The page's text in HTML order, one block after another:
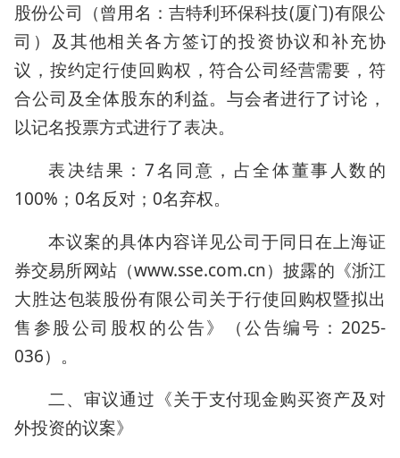
股份公司（曾用名：吉特利环保科技(厦门)有限公
司）及其他相关各方签订的投资协议和补充协
议，按约定行使回购权，符合公司经营需要，符
合公司及全体股东的利益。与会者进行了讨论，
以记名投票方式进行了表决。
表决结果：7名同意，占全体董事人数的
100%；0名反对；0名弃权。
本议案的具体内容详见公司于同日在上海证
券交易所网站（www.sse.com.cn）披露的《浙江
大胜达包装股份有限公司关于行使回购权暨拟出
售参股公司股权的公告》（公告编号：2025-
036）。
二、审议通过《关于支付现金购买资产及对
外投资的议案》